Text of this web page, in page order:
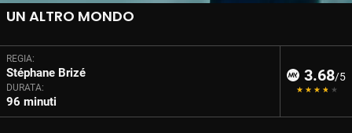
UN ALTRO MONDO
REGIA:
Stéphane Brizé
DURATA:
96 minuti
3.68/5